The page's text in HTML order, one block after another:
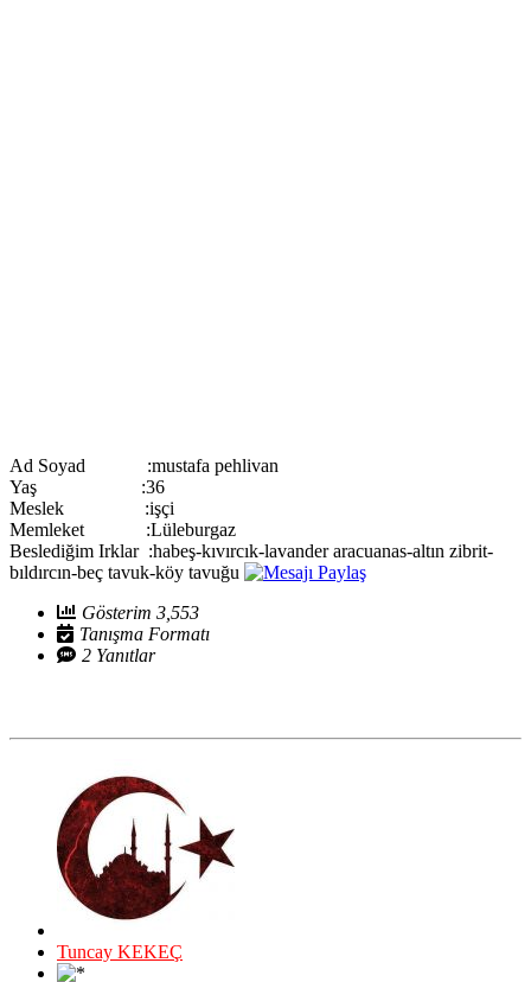
Ad Soyad :mustafa pehlivan
Yaş :36
Meslek :işçi
Memleket :Lüleburgaz
Beslediğim Irklar :habeş-kıvırcık-lavander aracuanas-altın zibrit-
bıldırcın-beç tavuk-köy tavuğu
Gösterim 3,553
Tanışma Formatı
2 Yanıtlar
Tuncay KEKEÇ